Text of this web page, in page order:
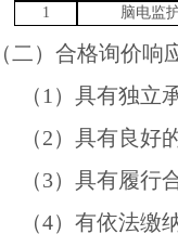
1
脑电监
（二）合格询价响
（ 1）具有独立
（2）具有良好
（3）具有履行
（4）有依法缴